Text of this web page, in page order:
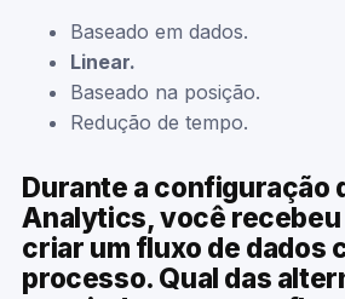
Baseado em dados.
Linear.
Baseado na posição.
Redução de tempo.
Durante a configuração
Analytics, você recebeu
criar um fluxo de dados
processo. Qual das